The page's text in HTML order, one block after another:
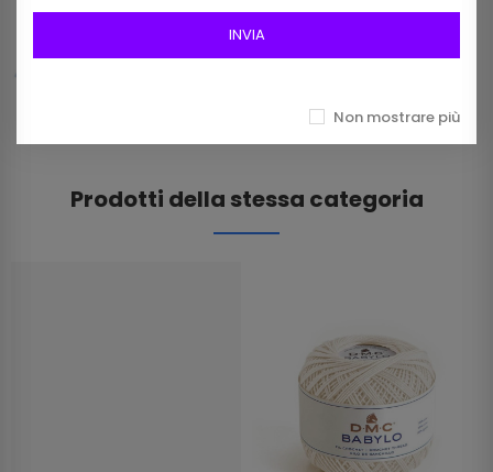
Frangia In Rafia Da 15mm Art 2116/15 Col 01
12,00 €
Prodotti della stessa categoria
INVIA
Non mostrare più